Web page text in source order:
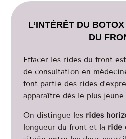
L’INTÉRÊT DU
DU
Effacer les rides du front
de consultation en
font partie des rides
apparaître dès le plus jeune
On distingue les rides
longueur du front et la ride